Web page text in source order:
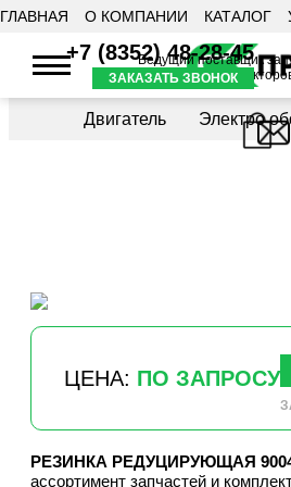
ГЛАВНАЯ О КОМПАНИИ КАТАЛОГ
Ведущий поставщик
бульдозеров и
+7 (8352) 48-28-45
ЗАКАЗАТЬ ЗВОНОК
Двигатель Электро
ЦЕНА: ПО ЗАПРОСУ
РЕЗИНКА РЕДУЦИРУЮЩАЯ
ассортимент запчастей и